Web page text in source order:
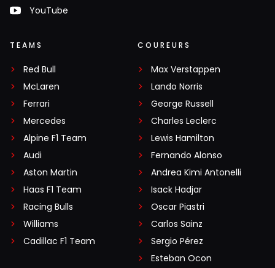
YouTube
TEAMS
Red Bull
McLaren
Ferrari
Mercedes
Alpine F1 Team
Audi
Aston Martin
Haas F1 Team
Racing Bulls
Williams
Cadillac F1 Team
COUREURS
Max Verstappen
Lando Norris
George Russell
Charles Leclerc
Lewis Hamilton
Fernando Alonso
Andrea Kimi Antonelli
Isack Hadjar
Oscar Piastri
Carlos Sainz
Sergio Pérez
Esteban Ocon